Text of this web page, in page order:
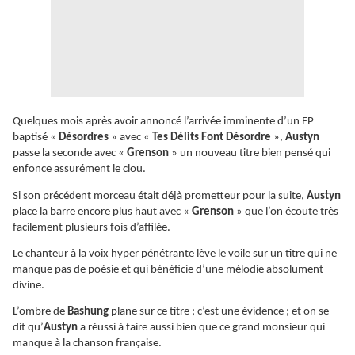
Quelques mois après avoir annoncé l’arrivée imminente d’un EP
baptisé « Désordres » avec « Tes Délits Font Désordre », Austyn
passe la seconde avec « Grenson » un nouveau titre bien pensé qui
enfonce assurément le clou.
Si son précédent morceau était déjà prometteur pour la suite, Austyn
place la barre encore plus haut avec « Grenson » que l’on écoute très
facilement plusieurs fois d’affilée.
Le chanteur à la voix hyper pénétrante lève le voile sur un titre qui ne
manque pas de poésie et qui bénéficie d’une mélodie absolument
divine.
L’ombre de Bashung plane sur ce titre ; c’est une évidence ; et on se
dit qu’Austyn a réussi à faire aussi bien que ce grand monsieur qui
manque à la chanson française.